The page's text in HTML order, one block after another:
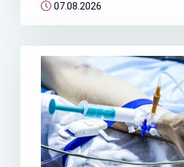
07.08.2026